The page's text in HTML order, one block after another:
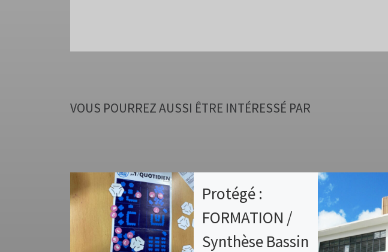
VOUS POURREZ AUSSI ÊTRE INTÉRESSÉ PAR
Protégé :
FORMATION /
Synthèse Bassin